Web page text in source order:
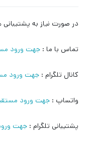
در صورت نیاز به پشتیبانی
تماس با ما : جهت ورود
کانال تلگرام : جهت ورود
واتساپ : جهت ورود
پشتیبانی تلگرام : جهت